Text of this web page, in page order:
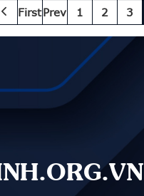
FirstPrev 1 2 3